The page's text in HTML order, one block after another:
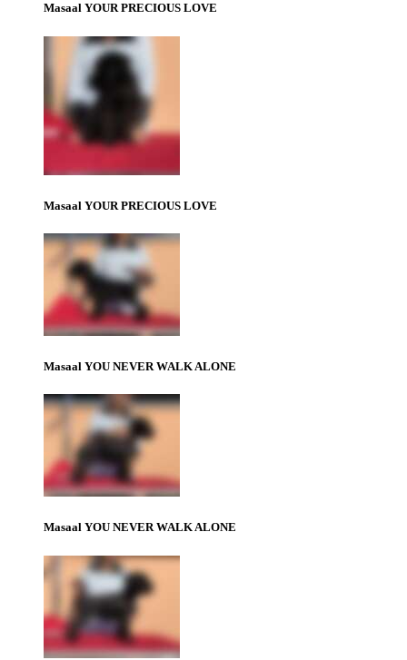
Masaal YOUR PRECIOUS LOVE
Masaal YOUR PRECIOUS LOVE
Masaal YOU NEVER WALK ALONE
Masaal YOU NEVER WALK ALONE